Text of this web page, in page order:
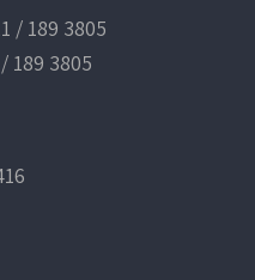
/ 189 3805
189 3805